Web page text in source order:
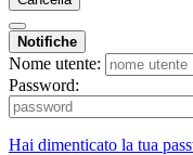
Notifiche
Nome utente:
Password:
Hai dimenticato la tua